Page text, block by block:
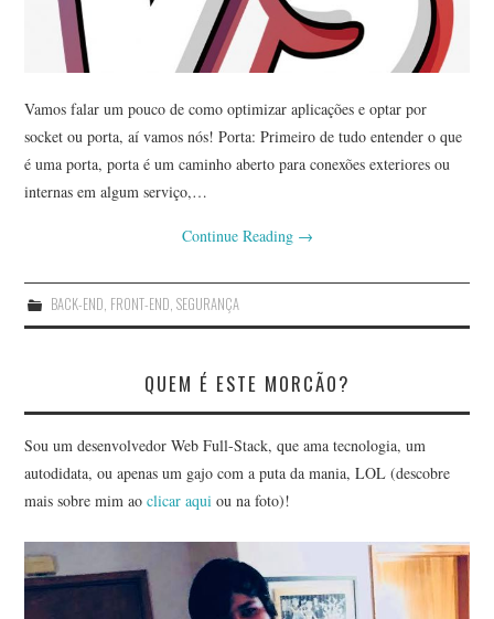
Vamos falar um pouco de como optimizar aplicações e optar por
socket ou porta, aí vamos nós! Porta: Primeiro de tudo entender o que
é uma porta, porta é um caminho aberto para conexões exteriores ou
internas em algum serviço,…
Continue Reading →
BACK-END FRONT-END SEGURANÇA
QUEM É ESTE MORCÃO?
Sou um desenvolvedor Web Full-Stack, que ama tecnologia, um
autodidata, ou apenas um gajo com a puta da mania, LOL (descobre
mais sobre mim aoclicar aqui ou na foto)!